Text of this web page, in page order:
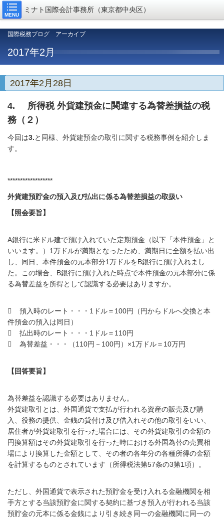
MENU
ミナト国際会計事務所（東京都中央区）
国際税務ブログ アーカイブ
2017年2月
2017年2月28日
4. 所得税 外貨建預金に関連する為替差損益の税
務（２）
今回は3.と同様、外貨建預金の取引に関する税務事例を紹介しま
す。
******************
外貨建預貯金の預入及び払出に係る為替差損益の取扱い
【照会要旨】
A銀行に米ドル建で預け入れていた定期預金（以下「本件預金」と
いいます。）1万ドルが満期となったため、満期日に全額を払い出
し、同日、本件預金の元本部分1万ドルをB銀行に預け入れまし
た。この場合、B銀行に預け入れた時点で本件預金の元本部分に係
る為替差益を所得として認識する必要はありますか。
 預入時のレート・・・1ドル＝100円（円からドルへ交換と本
件預金の預入は同日）
 払出時のレート・・・1ドル＝110円
 為替差益・・・（110円－100円）×1万ドル＝10万円
【回答要旨】
為替差益を認識する必要はありません。
外貨建取引とは、外国通貨で支払が行われる資産の販売及び購
入、役務の提供、金銭の貸付け及び借入れその他の取引をいい、
居住者が外貨建取引を行った場合には、その外貨建取引の金額の
円換算額はその外貨建取引を行った時における外国為替の売買相
場により換算した金額として、その者の各年分の各種所得の金額
を計算するものとされています（所得税法第57条の3第1項）。
ただし、外国通貨で表示された預貯金を受け入れる金融機関を相
手方とする当該預貯金に関する契約に基づき預入が行われる当該
預貯金の元本に係る金銭により引き続き同一の金融機関に同一の